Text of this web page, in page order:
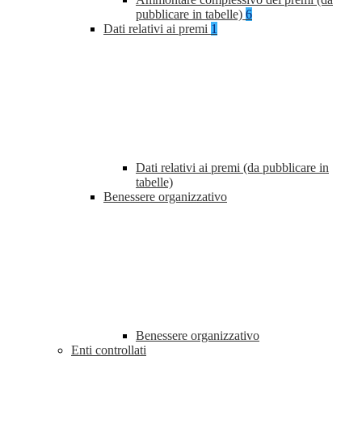
pubblicare in tabelle) 6
Dati relativi ai premi 1
Dati relativi ai premi (da pubblicare in
tabelle)
Benessere organizzativo
Benessere organizzativo
Enti controllati